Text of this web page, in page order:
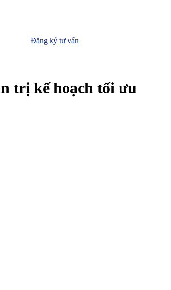
Đăng ký tư vấn
trị kế hoạch tối ưu